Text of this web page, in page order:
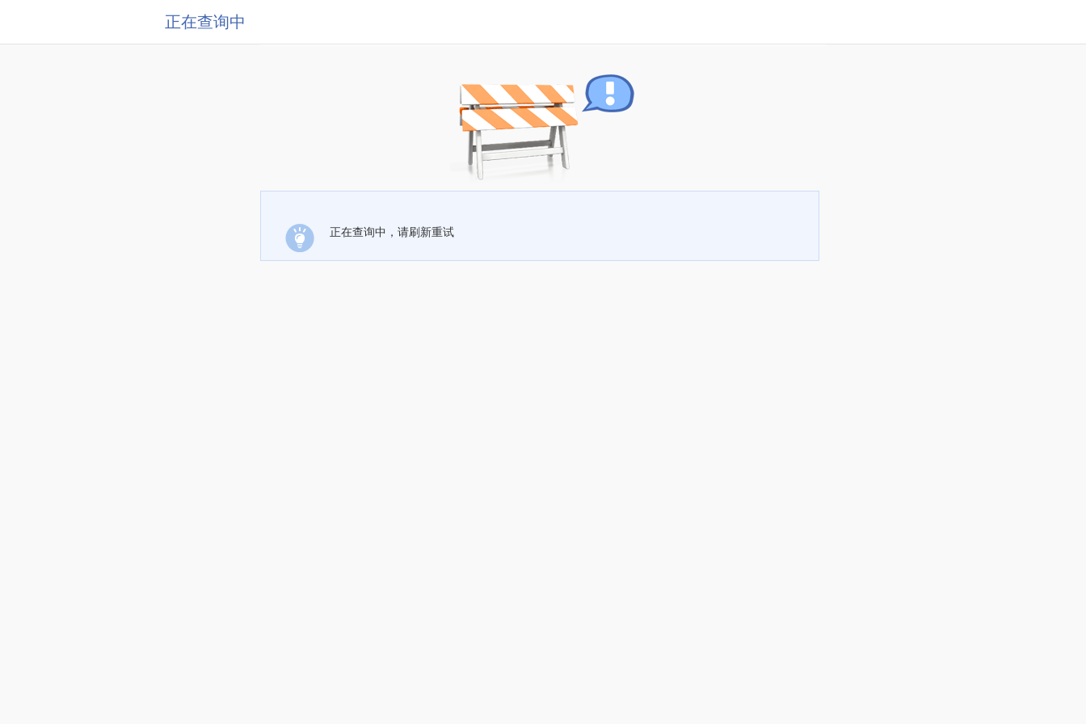
正在查询中
正在查询中，请刷新重试